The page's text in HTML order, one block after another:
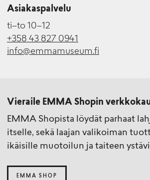
Asiakaspalvelu
ti–to 10–12
+358 43 827 0941
info@emmamuseum.fi
Vieraile EMMA Shopin
EMMA Shopista löydät parhaat
itselle, sekä laajan valikoiman
ikäisille muotoilun ja taiteen
EMMA SHOP